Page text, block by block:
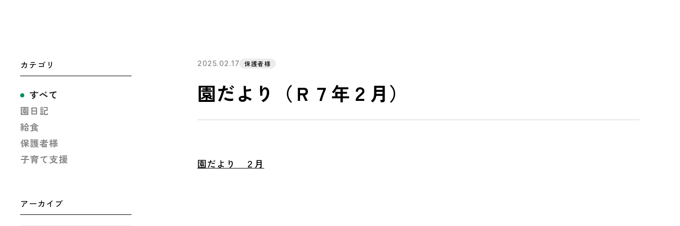
2025.02.17 保護者様
園だより（Ｒ７年２月）
園だより ２月
カテゴリ
すべて
園日記
給食
保護者様
子育て支援
アーカイブ